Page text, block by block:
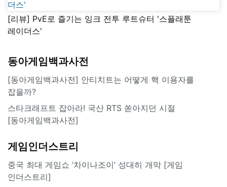
[리뷰] PvE로 즐기는 잉크 전투 루트슈터 '스플래툰
레이더스'
동아게임백과사전
[동아게임백과사전] 안티치트는 어떻게 핵 이용자를
잡을까?
스타크래프트 잡아라! 국산 RTS 쏟아지던 시절
[동아게임백과사전]
게임인더스트리
중국 최대 게임쇼 ‘차이나조이’ 성대히 개막 [게임
인더스트리]